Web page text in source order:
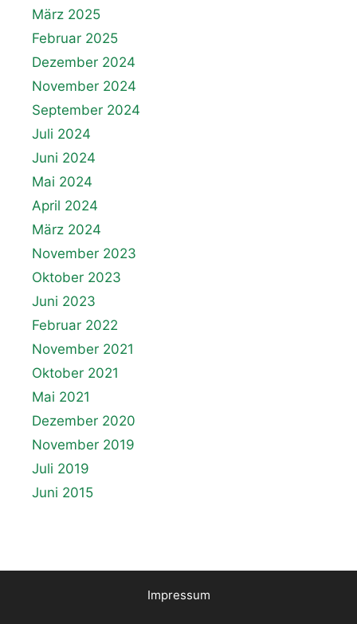
März 2025
Februar 2025
Dezember 2024
November 2024
September 2024
Juli 2024
Juni 2024
Mai 2024
April 2024
März 2024
November 2023
Oktober 2023
Juni 2023
Februar 2022
November 2021
Oktober 2021
Mai 2021
Dezember 2020
November 2019
Juli 2019
Juni 2015
Impressum